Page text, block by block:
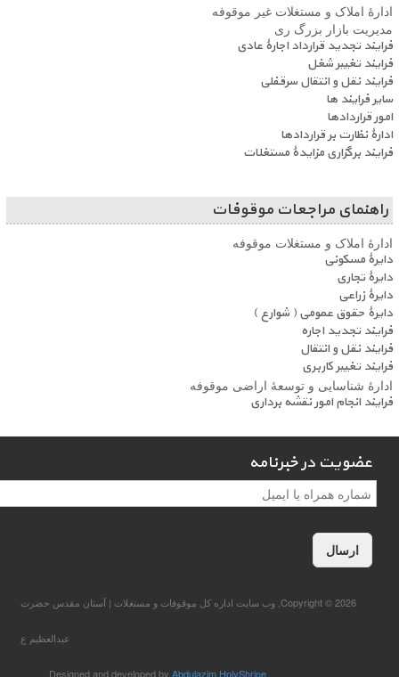
ادارۀ املاک و مستغلات غیر موقوفه
مدیریت بازار بزرگ ری
فرایند تجدید قرارداد اجارۀ عادی
فرایند تغییر شغل
فرایند نقل و انتقال سرقفلی
سایر فرایند ها
امور قراردادها
ادارۀ نظارت بر قراردادها
فرایند برگزاری مزایدۀ مستغلات
راهنمای مراجعات موقوفات
ادارۀ املاک و مستغلات موقوفه
دایرۀ مسکونی
دایرۀ تجاری
دایرۀ زراعی
دایرۀ حقوق عمومی ( شوارع )
فرایند تجدید اجاره
فرایند نقل و انتقال
فرایند تغییر کاربری
ادارۀ شناسایی و توسعۀ اراضی موقوفه
فرایند انجام امور نقشه برداری
عضویت در خبرنامه
عضویت در خبرنامه
Copyright © 2026, وب سایت اداره کل موقوفات و مستغلات | آستان مقدس حضرت
عبدالعظیم ع
Designed and developed byAbdulazim HolyShrine